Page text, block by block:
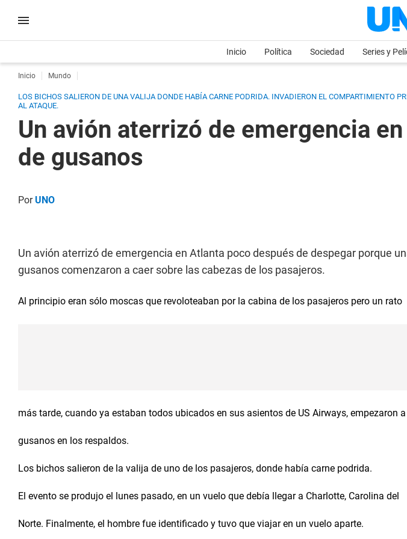
Inicio Política Sociedad Series y
Inicio Mundo
LOS BICHOS SALIERON DE UNA VALIJA DONDE HABÍA CARNE PODRIDA. INVADIERON EL COMPARTIMIENTO
AL ATAQUE.
Un avión aterrizó de emergencia
de gusanos
PorUNO
Un avión aterrizó de emergencia en Atlanta poco después de despegar porque
gusanos comenzaron a caer sobre las cabezas de los pasajeros.
Al principio eran sólo moscas que revoloteaban por la cabina de los pasajeros pero un rato
más tarde, cuando ya estaban todos ubicados en sus asientos de US Airways, empezaron
gusanos en los respaldos.
Los bichos salieron de la valija de uno de los pasajeros, donde había carne podrida.
El evento se produjo el lunes pasado, en un vuelo que debía llegar a Charlotte, Carolina del
Norte. Finalmente, el hombre fue identificado y tuvo que viajar en un vuelo aparte.